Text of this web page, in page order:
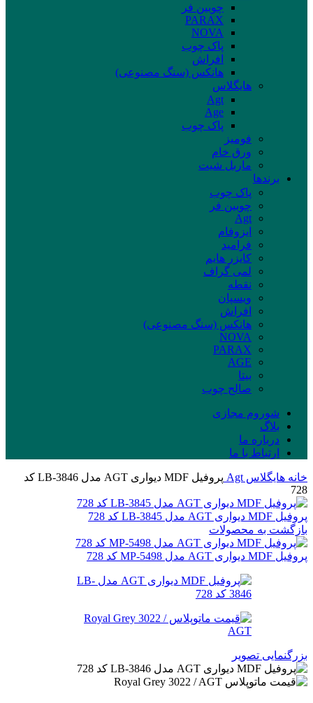
چوبین فر
PARAX
NOVA
پاک چوب
افراش
هانکس (سنگ مصنوعی)
هایگلاس
Agt
Age
پاک چوب
فومیز
ورق خام
ماربل شیت
برند‌ها
پاک چوب
چوبین فر
Agt
ایزوفام
فرامید
کایزر هایم
لمی گراف
نقطه
ویسپان
افراش
هانکس (سنگ مصنوعی)
NOVA
PARAX
AGE
بیتا
صالح چوب
شوروم مجازی
بلاگ
درباره ما
ارتباط با ما
خانه هایگلاس Agt
پروفیل MDF دیواری AGT مدل LB-3846 کد
728
پروفیل MDF دیواری AGT مدل LB-3845 کد 728
بازگشت به محصولات
پروفیل MDF دیواری AGT مدل MP-5498 کد 728
بزرگنمایی تصویر